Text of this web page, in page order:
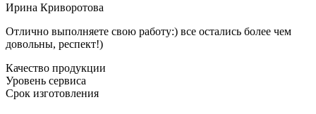
Ирина Криворотова
Отлично выполняете свою работу:) все остались более чем
довольны, респект!)
Качество продукции
Уровень сервиса
Срок изготовления